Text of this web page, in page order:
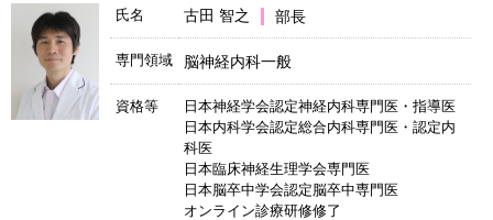
氏名 古田 智之 部長
専門領域 脳神経内科一般
資格等
日本神経学会認定神経内科専門医・指導医
日本内科学会認定総合内科専門医・認定内
科医
日本臨床神経生理学会専門医
日本脳卒中学会認定脳卒中専門医
オンライン診療研修修了